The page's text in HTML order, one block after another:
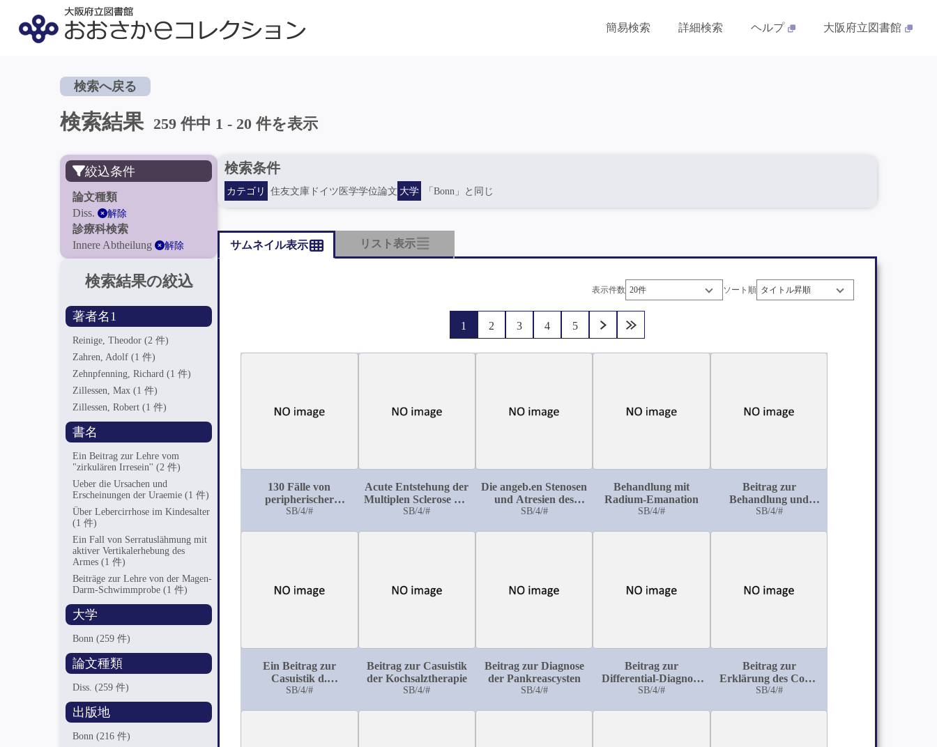
簡易検索 詳細検索 ヘルプ 大阪府立図書館
検索へ戻る
検索結果 259 件中 1 - 20 件を表示
絞込条件
論文種類
Diss.
解除
診療科検索
Innere Abtheilung
解除
検索結果の絞込
著者名1
Reinige, Theodor(2 件)
Zahren, Adolf(1 件)
Zehnpfenning, Richard(1 件)
Zillessen, Max(1 件)
Zillessen, Robert(1 件)
書名
Ein Beitrag zur Lehre vom
"zirkulären Irresein''(2 件)
Ueber die Ursachen und
Erscheinungen der Uraemie(1 件)
Über Lebercirrhose im Kindesalter
(1 件)
Ein Fall von Serratuslähmung mit
aktiver Vertikalerhebung des
Armes(1 件)
Beiträge zur Lehre von der Magen-
Darm-Schwimmprobe(1 件)
大学
Bonn(259 件)
論文種類
Diss.(259 件)
出版地
Bonn(216 件)
検索条件
カテゴリ 住友文庫ドイツ医学学位論文 大学 「Bonn」と同じ
サムネイル表示 リスト表示
表示件数 ソート順
1 2 3 4 5
130 Fälle von
peripherischer
Facialis-Lähmung
SB/4/#
Acute Entstehung der
Multiplen Sclerose des
Gehirns und des
SB/4/#
Die angeb.en Stenosen
und Atresien des
Darmes
SB/4/#
Behandlung mit
Radium-Emanation
SB/4/#
Beitrag zur
Behandlung und
Prognose der
SB/4/#
Ein Beitrag zur
Casuistik d.
Erworbenen Stenosc
SB/4/#
Beitrag zur Casuistik
der Kochsalztherapie
SB/4/#
Beitrag zur Diagnose
der Pankreascysten
SB/4/#
Beitrag zur
Differential-Diagnose
bei blutig gefärbten
SB/4/#
Beitrag zur
Erklärung des Coma
diabeticum
SB/4/#